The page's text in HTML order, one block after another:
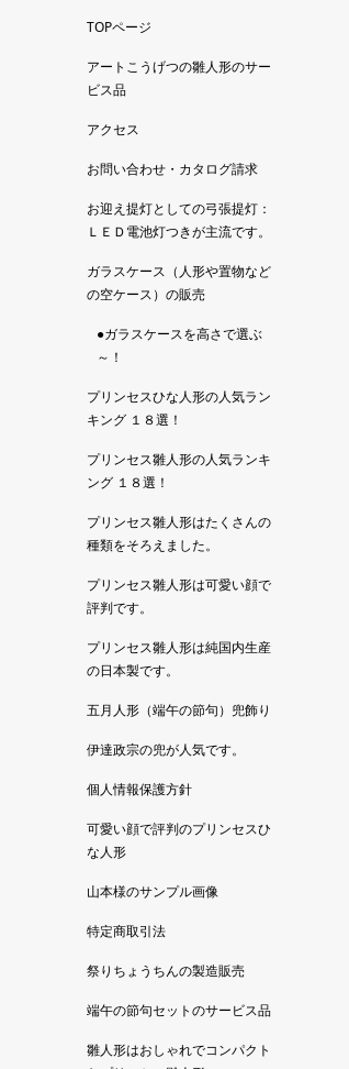
TOPページ
アートこうげつの雛人形のサー
ビス品
アクセス
お問い合わせ・カタログ請求
お迎え提灯としての弓張提灯：
ＬＥＤ電池灯つきが主流です。
ガラスケース（人形や置物など
の空ケース）の販売
●ガラスケースを高さで選ぶ
～！
プリンセスひな人形の人気ラン
キング １８選！
プリンセス雛人形の人気ランキ
ング １８選！
プリンセス雛人形はたくさんの
種類をそろえました。
プリンセス雛人形は可愛い顔で
評判です。
プリンセス雛人形は純国内生産
の日本製です。
五月人形（端午の節句）兜飾り
伊達政宗の兜が人気です。
個人情報保護方針
可愛い顔で評判のプリンセスひ
な人形
山本様のサンプル画像
特定商取引法
祭りちょうちんの製造販売
端午の節句セットのサービス品
雛人形はおしゃれでコンパクト